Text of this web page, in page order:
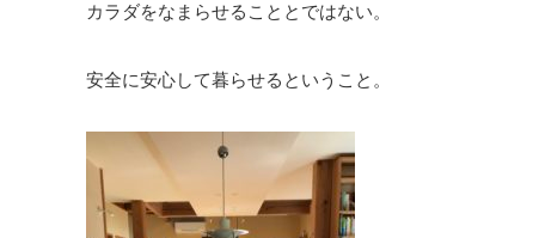
カラダをなまらせることとではない。
安全に安心して暮らせるということ。